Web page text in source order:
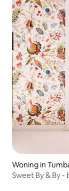
Woning in
Sweet By & By